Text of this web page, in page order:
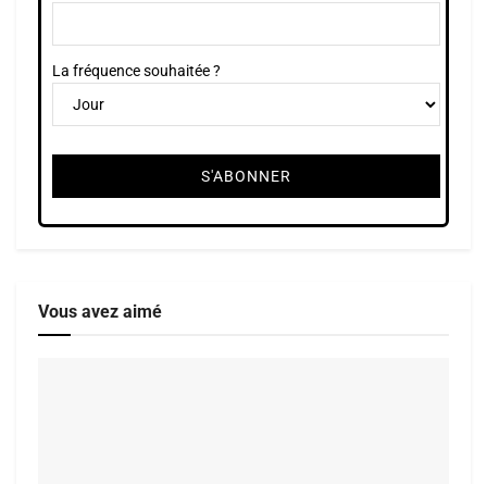
La fréquence souhaitée ?
Vous avez aimé